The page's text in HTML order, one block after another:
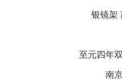
银镜架
至元四年
南